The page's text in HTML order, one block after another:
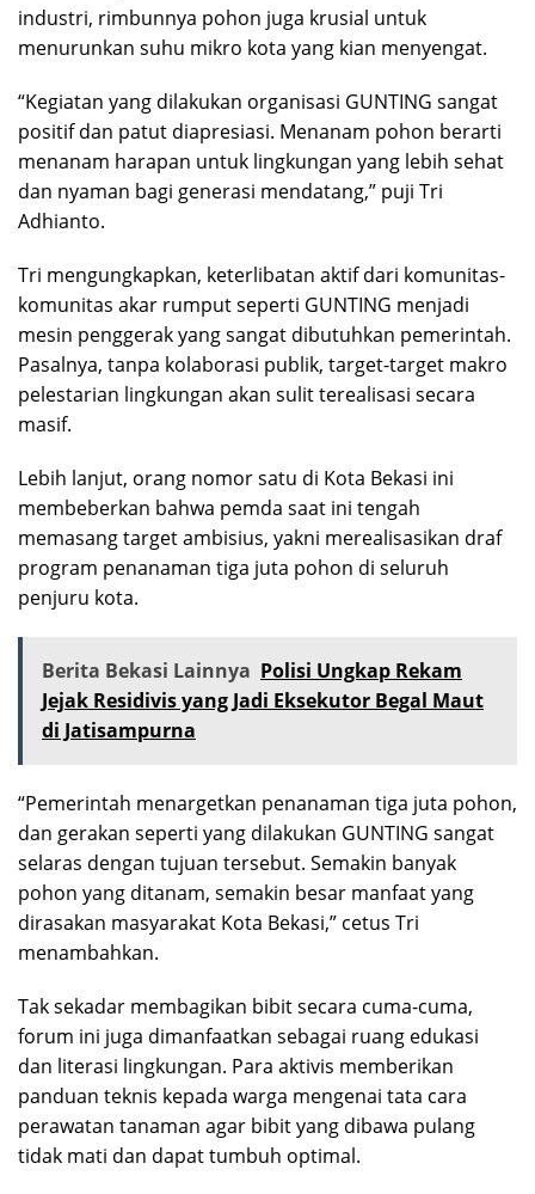
industri, rimbunnya pohon juga krusial untuk
menurunkan suhu mikro kota yang kian menyengat.
“Kegiatan yang dilakukan organisasi GUNTING sangat
positif dan patut diapresiasi. Menanam pohon berarti
menanam harapan untuk lingkungan yang lebih sehat
dan nyaman bagi generasi mendatang,” puji Tri
Adhianto.
Tri mengungkapkan, keterlibatan aktif dari komunitas-
komunitas akar rumput seperti GUNTING menjadi
mesin penggerak yang sangat dibutuhkan pemerintah.
Pasalnya, tanpa kolaborasi publik, target-target makro
pelestarian lingkungan akan sulit terealisasi secara
masif.
Lebih lanjut, orang nomor satu di Kota Bekasi ini
membeberkan bahwa pemda saat ini tengah
memasang target ambisius, yakni merealisasikan draf
program penanaman tiga juta pohon di seluruh
penjuru kota.
Berita Bekasi Lainnya Polisi Ungkap Rekam
Jejak Residivis yang Jadi Eksekutor Begal Maut
di Jatisampurna
“Pemerintah menargetkan penanaman tiga juta pohon,
dan gerakan seperti yang dilakukan GUNTING sangat
selaras dengan tujuan tersebut. Semakin banyak
pohon yang ditanam, semakin besar manfaat yang
dirasakan masyarakat Kota Bekasi,” cetus Tri
menambahkan.
Tak sekadar membagikan bibit secara cuma-cuma,
forum ini juga dimanfaatkan sebagai ruang edukasi
dan literasi lingkungan. Para aktivis memberikan
panduan teknis kepada warga mengenai tata cara
perawatan tanaman agar bibit yang dibawa pulang
tidak mati dan dapat tumbuh optimal.